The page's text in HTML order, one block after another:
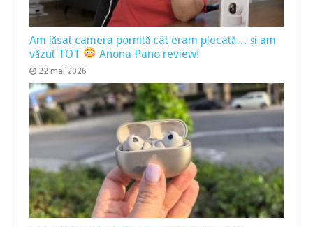
Am lăsat camera pornită cât eram plecată… și am
văzut TOT
Anona Pano review!
22 mai 2026